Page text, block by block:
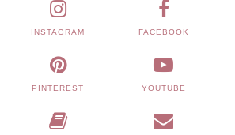
INSTAGRAM FACEBOOK
PINTEREST YOUTUBE